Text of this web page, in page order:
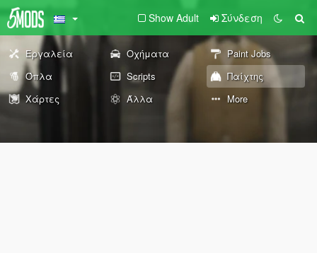
Show Adult Σύνδεση
Εργαλεία Οχήματα
Paint Jobs
Όπλα
Scripts
Παίχτης
Χάρτες
Άλλα More